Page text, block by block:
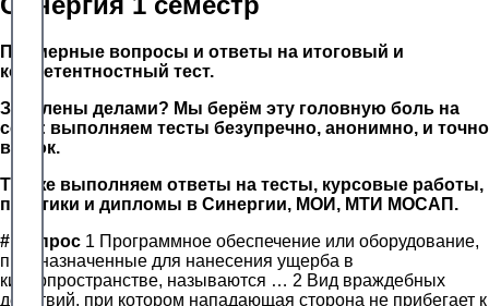
Примерные вопросы и ответы на итоговый и
компетентностный тест.
Завалены делами? Мы берём эту головную боль на
себя: выполняем тесты безупречно, анонимно, и точно
в срок.
Так же выполняем ответы на тесты, курсовые работы,
практики и дипломы в Синергии, МОИ, МТИ МОСАП.
#
Вопрос 1 Программное обеспечение или оборудование,
предназначенные для нанесения ущерба в
киберпространстве, называются … 2 Вид враждебных
действий, при котором нападающая сторона не прибегает к